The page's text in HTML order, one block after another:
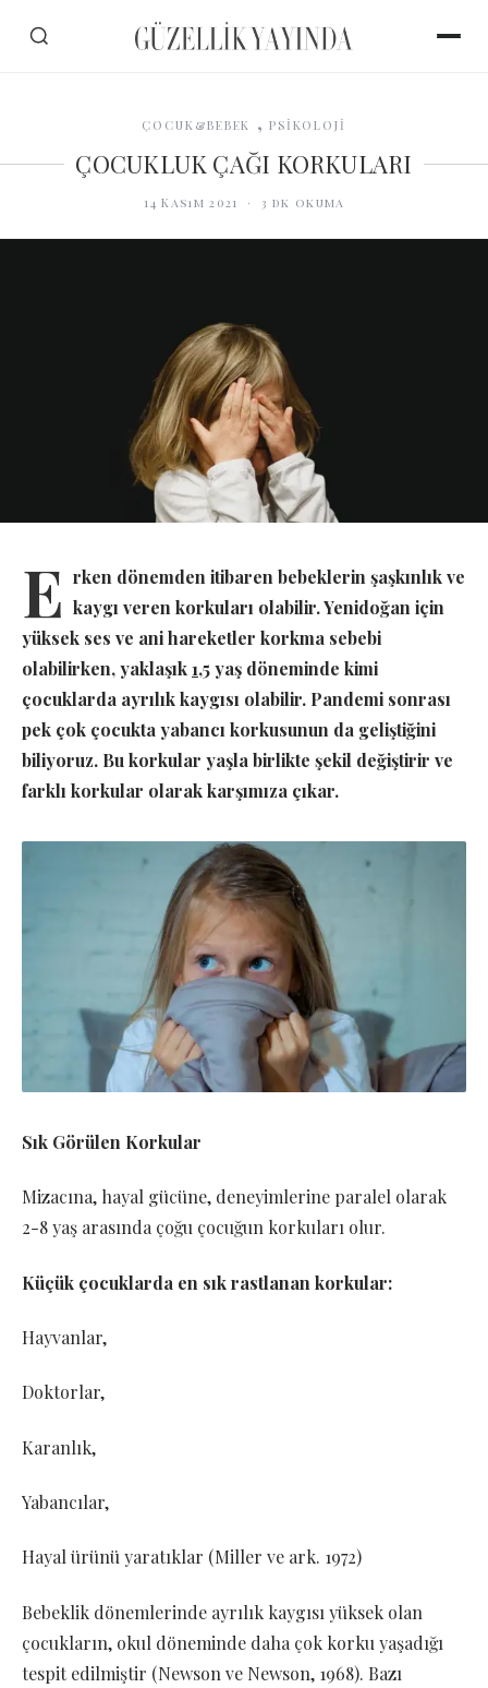
ÇOCUK&BEBEK , PSİKOLOJİ
ÇOCUKLUK ÇAĞI KORKULARI
14 Kasım 2021 ·3 dk okuma
E rken dönemden itibaren bebeklerin şaşkınlık ve
kaygı veren korkuları olabilir. Yenidoğan için
yüksek ses ve ani hareketler korkma sebebi
olabilirken, yaklaşık1,5 yaş döneminde kimi
çocuklarda ayrılık kaygısı olabilir. Pandemi sonrası
pek çok çocukta yabancı korkusunun da geliştiğini
biliyoruz. Bu korkular yaşla birlikte şekil değiştirir ve
farklı korkular olarak karşımıza çıkar.
Sık Görülen Korkular
Mizacına, hayal gücüne, deneyimlerine paralel olarak
2-8 yaş arasında çoğu çocuğun korkuları olur.
Küçük çocuklarda en sık rastlanan korkular:
Hayvanlar,
Doktorlar,
Karanlık,
Yabancılar,
Hayal ürünü yaratıklar (Miller ve ark. 1972)
Bebeklik dönemlerinde ayrılık kaygısı yüksek olan
çocukların, okul döneminde daha çok korku yaşadığı
tespit edilmiştir (Newson ve Newson, 1968). Bazı